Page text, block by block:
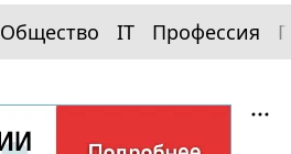
Общество IT Профессия